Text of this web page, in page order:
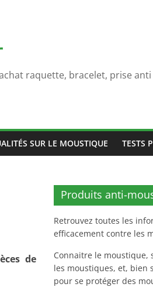
raquette, bracelet, prise
SUR LE MOUSTIQUE TESTS
de
Produits anti-
Retrouvez toutes les
efficacement contre les
Connaitre le moustique,
les moustiques, et, bien
pour se protéger des